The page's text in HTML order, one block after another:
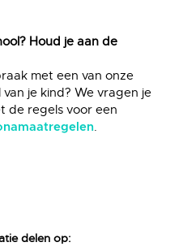
Houd je aan de
met een van onze
je kind? We vragen je
de regels voor een
.
delen op: